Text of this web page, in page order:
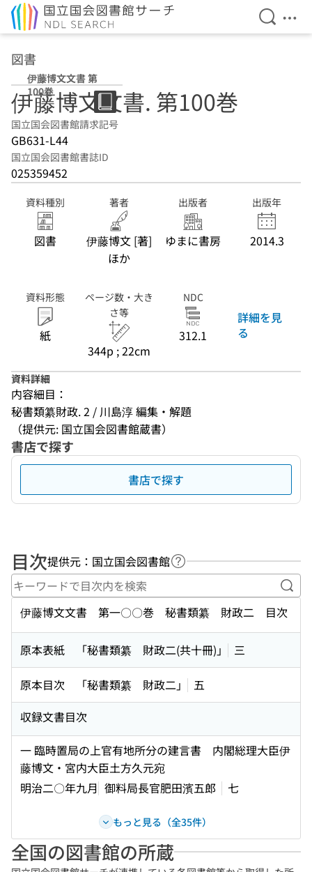
検索を
メ
図書
伊藤博文文書 第
100巻
伊藤博文文書. 第100巻
国立国会図書館請求記号
GB631-L44
国立国会図書館書誌ID
025359452
資料種別
図書
著者
伊藤博文 [著]
ほか
出版者
ゆまに書房
出版年
2014.3
資料形態
紙
ページ数・大き
さ等
344p ; 22cm
NDC
312.1
詳細を見
る
資料詳細
内容細目：
秘書類纂財政. 2 / 川島淳 編集・解題
（提供元: 国立国会図書館蔵書）
書店で探す
書店で探す
目次提供元：国立国会図書館 ヘルプページへのリンク
キ
伊藤博文文書 第一〇〇巻 秘書類纂 財政二 目次
原本表紙 「秘書類纂 財政二(共十冊)」 三
原本目次 「秘書類纂 財政二」
五
収録文書目次
一 臨時置局の上官有地所分の建言書 内閣総理大臣伊
藤博文・宮内大臣土方久元宛
明治二〇年九月 御料局長官肥田濱五郎 七
もっと見る（全35件）
全国の図書館の所蔵